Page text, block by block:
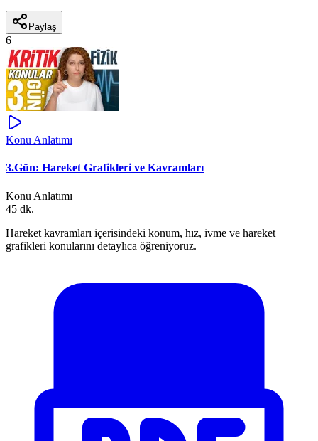
Paylaş
6
Konu Anlatımı
3.Gün: Hareket Grafikleri ve Kavramları
Konu Anlatımı
45 dk.
Hareket kavramları içerisindeki konum, hız, ivme ve hareket
grafikleri konularını detaylıca öğreniyoruz.